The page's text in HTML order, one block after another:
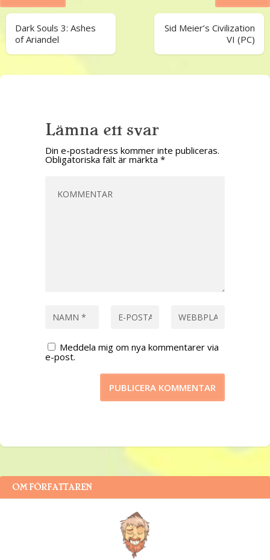
Dark Souls 3: Ashes
of Ariandel
Sid Meier’s Civilization
VI (PC)
Lämna ett svar
Din e-postadress kommer inte publiceras.
Obligatoriska fält är märkta *
Meddela mig om nya kommentarer via
e-post.
OM FÖRFATTAREN